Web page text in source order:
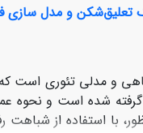
و مدل سازی
و مدلی تئوری
شده است و نحوه
استفاده از شباهت